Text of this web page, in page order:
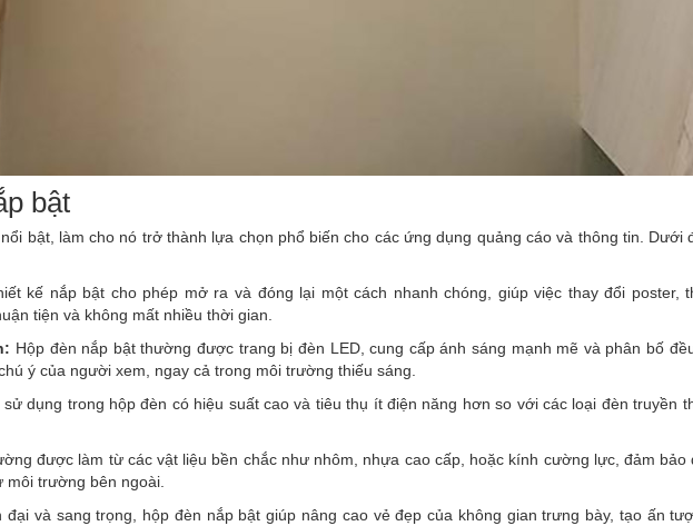
bật
bật, làm cho nó trở thành lựa chọn phổ biến cho các ứng dụng quảng cáo và thông tin. Dưới
kế nắp bật cho phép mở ra và đóng lại một cách nhanh chóng, giúp việc thay đổi poster,
tiện và không mất nhiều thời gian.
Hộp đèn nắp bật thường được trang bị đèn LED, cung cấp ánh sáng mạnh mẽ và phân bố
ý của người xem, ngay cả trong môi trường thiếu sáng.
dụng trong hộp đèn có hiệu suất cao và tiêu thụ ít điện năng hơn so với các loại đèn truyền
được làm từ các vật liệu bền chắc như nhôm, nhựa cao cấp, hoặc kính cường lực, đảm bảo
trường bên ngoài.
đại và sang trọng, hộp đèn nắp bật giúp nâng cao vẻ đẹp của không gian trưng bày, tạo ấn